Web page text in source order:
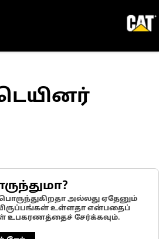
அல்லது ஏதேனும்
விருப்பங்கள் உள்ளதா என்பதைப்
உபகரணத்தைச் சேர்க்கவும்.